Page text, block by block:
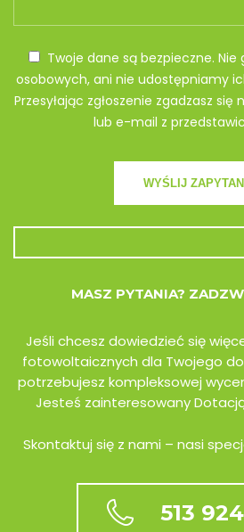
Twoje dane są bezpieczne.
osobowych, ani nie udostępniamy
Przesyłając zgłoszenie zgadzasz
lub e-mail z
MASZ PYTANIA?
Jeśli chcesz dowiedzieć się
fotowoltaicznych dla Twojego
potrzebujesz kompleksowej
Jesteś zainteresowany Dotacją
Skontaktuj się z nami – nasi
513